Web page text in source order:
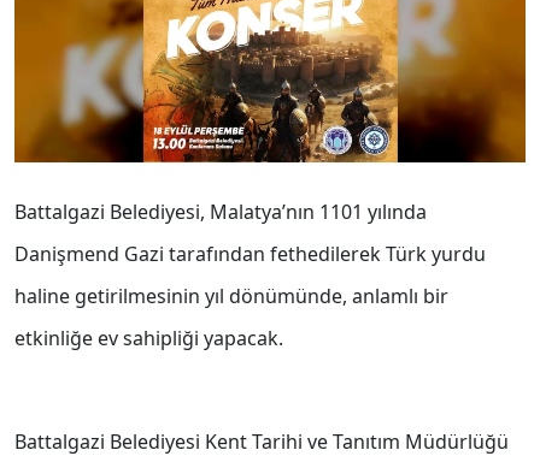
Battalgazi Belediyesi, Malatya’nın 1101 yılında
Danişmend Gazi tarafından fethedilerek Türk yurdu
haline getirilmesinin yıl dönümünde, anlamlı bir
etkinliğe ev sahipliği yapacak.
Battalgazi Belediyesi Kent Tarihi ve Tanıtım Müdürlüğü